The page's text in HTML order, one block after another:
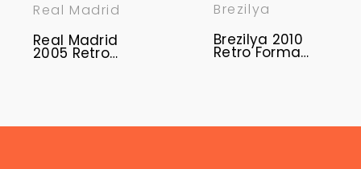
Real Madrid
Real Madrid
2005 Retro
Brezilya
Brezilya 2010
Retro Forma